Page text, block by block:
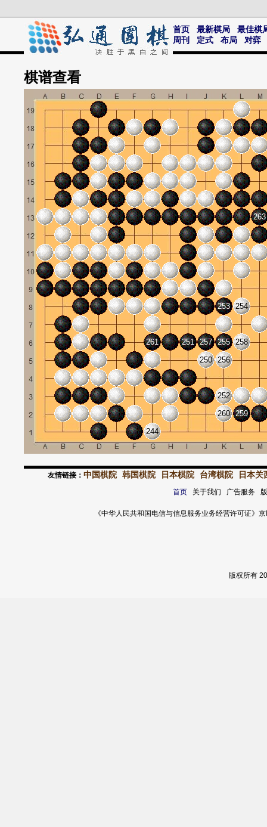
首页 最新棋局
最佳棋
周刊
定式 布局 对弈
棋谱查看
244
250
251
252
253 254
255
256
257 258
259
260
261
263
友情链接： 中国棋院 韩国棋院 日本棋院 台湾棋院 日本关
首页关于我们 广告服务
《中华人民共和国电信与信息服务业务经营许可证
版权所有